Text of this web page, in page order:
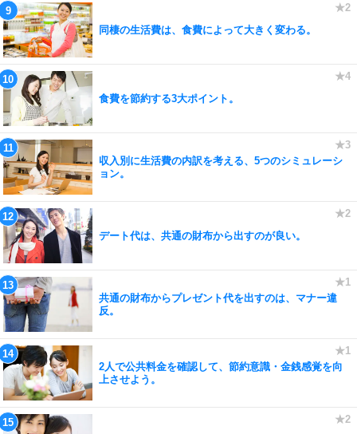
同棲の生活費は、食費によって大きく変わる。
食費を節約する3大ポイント。
収入別に生活費の内訳を考える、5つのシミュレーシ
ョン。
デート代は、共通の財布から出すのが良い。
共通の財布からプレゼント代を出すのは、マナー違
反。
2人で公共料金を確認して、節約意識・金銭感覚を向
上させよう。